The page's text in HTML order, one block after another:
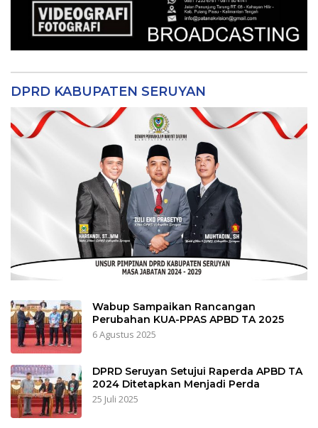
DPRD KABUPATEN SERUYAN
Wabup Sampaikan Rancangan
Perubahan KUA-PPAS APBD TA 2025
6 Agustus 2025
DPRD Seruyan Setujui Raperda APBD TA
2024 Ditetapkan Menjadi Perda
25 Juli 2025